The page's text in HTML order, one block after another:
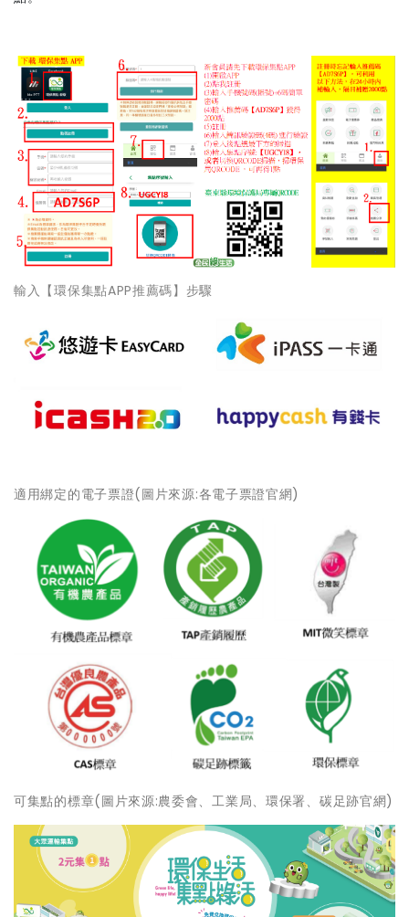
輸入【環保集點APP推薦碼】步驟
適用綁定的電子票證(圖片來源:各電子票證官網)
可集點的標章(圖片來源:農委會、工業局、環保署、碳足跡官網)